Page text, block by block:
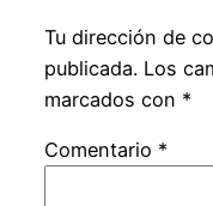
Tu dirección de
publicada. Los
marcados con *
Comentario *